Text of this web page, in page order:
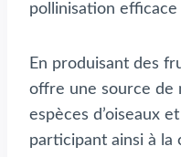
pollinisation
En produisant des
offre une source de
espèces d’oiseaux
participant ainsi à la